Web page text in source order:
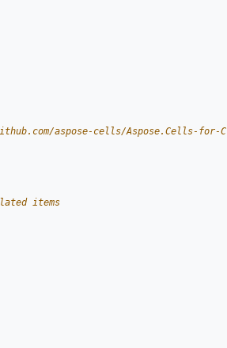
aspose-cells/Aspose.Cells-for-C
items